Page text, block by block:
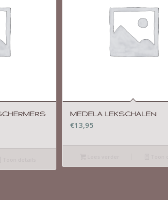
MEDELA LEKSCHALEN
€13,95